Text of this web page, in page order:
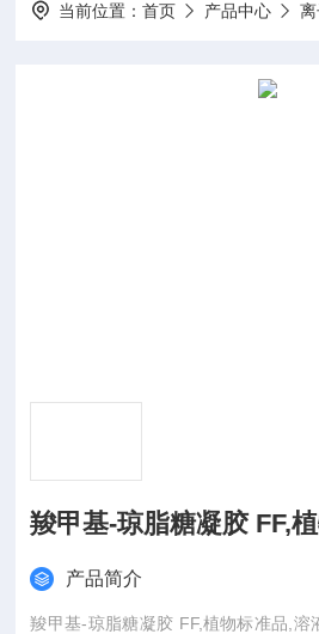
当前位置：首页 产品中心
羧甲基-琼脂糖凝胶 FF,
产品简介
羧甲基-琼脂糖凝胶 FF,植物标准品,溶